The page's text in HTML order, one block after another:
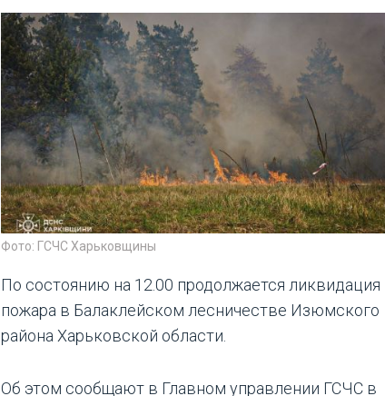
Фото: ГСЧС Харьковщины
По состоянию на 12.00 продолжается ликвидация
пожара в Балаклейском лесничестве Изюмского
района Харьковской области.
Об этом сообщают в Главном управлении ГСЧС в